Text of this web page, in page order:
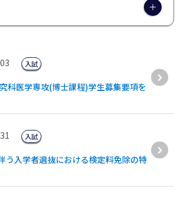
科医学専攻(博士課程)学生募集要項を
入試
う入学者選抜における検定料免除の特
入試